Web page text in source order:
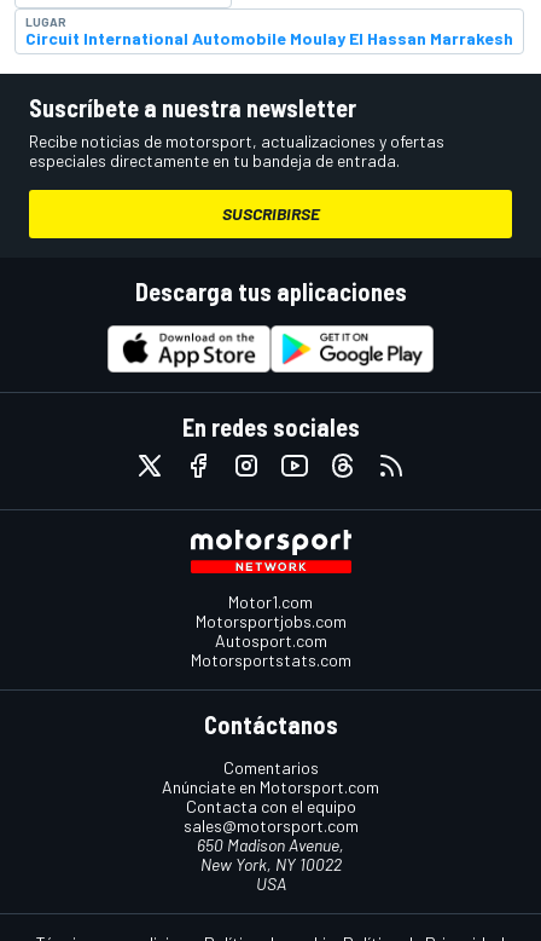
LUGAR
Circuit International Automobile Moulay El Hassan Marrakesh
Suscríbete a nuestra newsletter
Recibe noticias de motorsport, actualizaciones y ofertas
especiales directamente en tu bandeja de entrada.
SUSCRIBIRSE
Descarga tus aplicaciones
En redes sociales
Motor1.com
Motorsportjobs.com
Autosport.com
Motorsportstats.com
Contáctanos
Comentarios
Anúnciate en Motorsport.com
Contacta con el equipo
sales@motorsport.com
650 Madison Avenue,
New York, NY 10022
USA